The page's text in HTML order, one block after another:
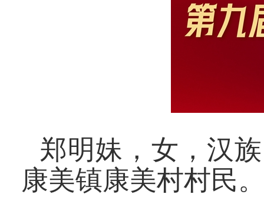
郑明妹，女，汉
康美镇康美村村民